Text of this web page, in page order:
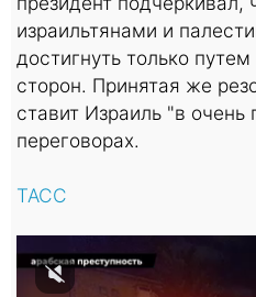
израильтянами и
достигнуть только
сторон. Принятая же
ставит Израиль "в
переговорах.
ТАСС